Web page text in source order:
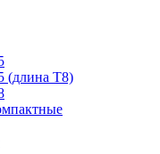
(длина T8)